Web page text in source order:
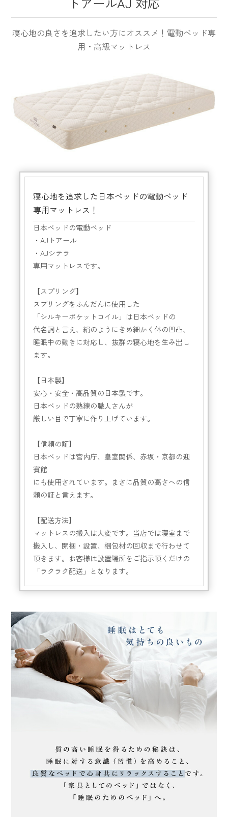
寝心地の良さを追求したい方にオススメ！電動ベッド専
用・高級マットレス
寝心地を追求した日本ベッドの電動ベッド
専用マットレス！
日本ベッドの電動ベッド
・AJトアール
・AJシテラ
専用マットレスです。
【スプリング】
スプリングをふんだんに使用した
「シルキーポケットコイル」は日本ベッドの
代名詞と言え、絹のようにきめ細かく体の凹凸、
睡眠中の動きに対応し、抜群の寝心地を生み出し
ます。
【日本製】
安心・安全・高品質の日本製です。
日本ベッドの熟練の職人さんが
厳しい目で丁寧に作り上げています。
【信頼の証】
日本ベッドは宮内庁、皇室関係、赤坂・京都の迎
賓館
にも使用されています。まさに品質の高さへの信
頼の証と言えます。
【配送方法】
マットレスの搬入は大変です。当店では寝室まで
搬入し、開梱・設置、梱包材の回収まで行わせて
頂きます。お客様は設置場所をご指示頂くだけの
「ラクラク配送」となります。